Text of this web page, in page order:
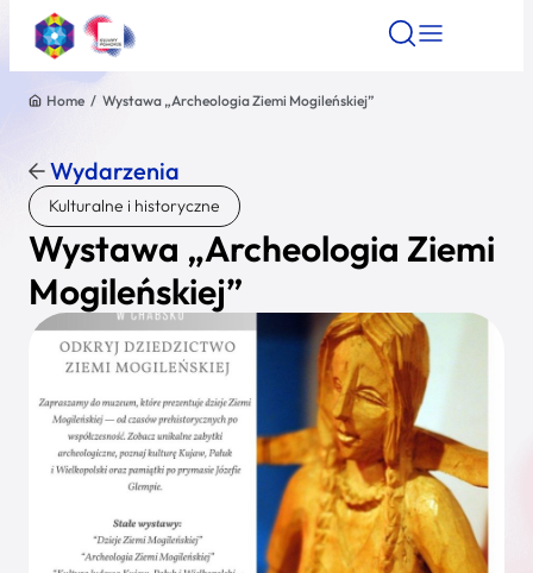
Znajdź atrakcję
Nazwa atrakcji
Miasto
Kategoria
Wyszukaj
Home / Wystawa „Archeologia Ziemi Mogileńskiej”
Wydarzenia
Kulturalne i historyczne
Wystawa „Archeologia Ziemi
Mogileńskiej”